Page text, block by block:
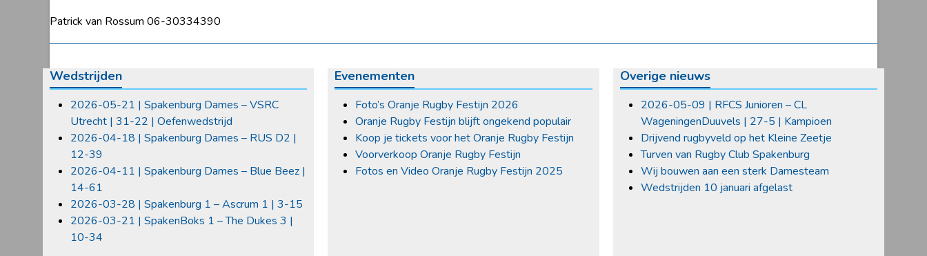
Patrick van Rossum 06-30334390
Wedstrijden
2026-05-21 | Spakenburg Dames – VSRC
Utrecht | 31-22 | Oefenwedstrijd
2026-04-18 | Spakenburg Dames – RUS D2 |
12-39
2026-04-11 | Spakenburg Dames – Blue Beez |
14-61
2026-03-28 | Spakenburg 1 – Ascrum 1 | 3-15
2026-03-21 | SpakenBoks 1 – The Dukes 3 |
10-34
Evenementen
Foto’s Oranje Rugby Festijn 2026
Oranje Rugby Festijn blijft ongekend populair
Koop je tickets voor het Oranje Rugby Festijn
Voorverkoop Oranje Rugby Festijn
Fotos en Video Oranje Rugby Festijn 2025
Overige nieuws
2026-05-09 | RFCS Junioren – CL
WageningenDuuvels | 27-5 | Kampioen
Drijvend rugbyveld op het Kleine Zeetje
Turven van Rugby Club Spakenburg
Wij bouwen aan een sterk Damesteam
Wedstrijden 10 januari afgelast